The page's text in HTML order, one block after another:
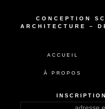
CONCEPTION
ARCHITECTURE –
ACCUEIL
À PROPOS